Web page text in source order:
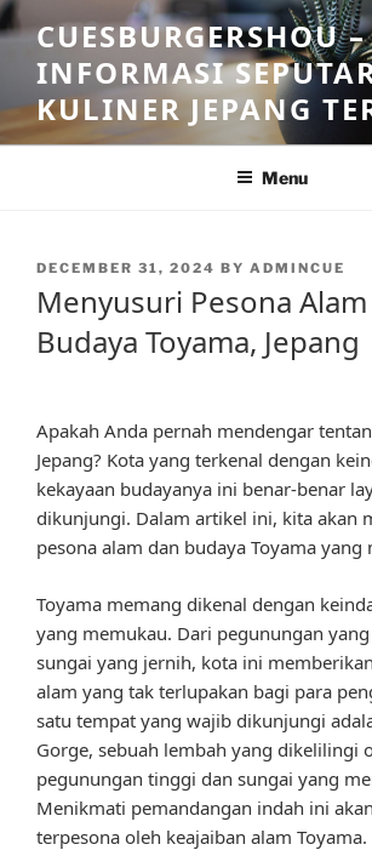
Skip
to
content
CUESBURGERSHOU –
INFORMASI
KULINER JEPANG
Menu
POSTED
DECEMBER 31, 2024 BY ADMINCUE
Menyusuri Pesona
Budaya Toyama, Jepang
Apakah Anda pernah mendengar
Jepang? Kota yang terkenal dengan
kekayaan budayanya ini benar-benar
dikunjungi. Dalam artikel ini, kita akan
pesona alam dan budaya Toyama yang
Toyama memang dikenal dengan
yang memukau. Dari pegunungan
sungai yang jernih, kota ini
alam yang tak terlupakan bagi para
satu tempat yang wajib dikunjungi
Gorge, sebuah lembah yang dikelilingi
pegunungan tinggi dan sungai yang
Menikmati pemandangan indah ini
terpesona oleh keajaiban alam Toyama.